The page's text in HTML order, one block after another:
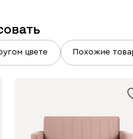
цвете Похожие